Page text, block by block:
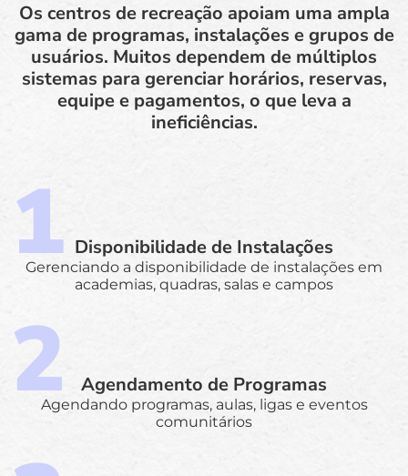
Os centros de recreação apoiam uma ampla
gama de programas, instalações e grupos de
usuários. Muitos dependem de múltiplos
sistemas para gerenciar horários, reservas,
equipe e pagamentos, o que leva a
ineficiências.
Disponibilidade de Instalações
Gerenciando a disponibilidade de instalações em
academias, quadras, salas e campos
Agendamento de Programas
Agendando programas, aulas, ligas e eventos
comunitários